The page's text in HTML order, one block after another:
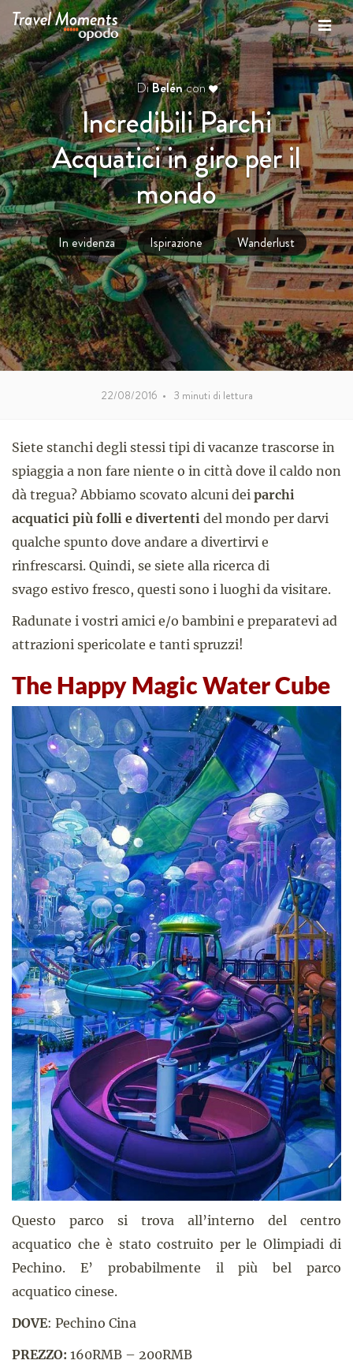
Travel Moments
DiBeléncon
Incredibili Parchi
Acquatici in giro per il
mondo
In evidenza Ispirazione Wanderlust
22/08/2016 • 3 minuti di lettura
Siete stanchi degli stessi tipi di vacanze trascorse in
spiaggia a non fare niente o in città dove il caldo non
dà tregua? Abbiamo scovato alcuni dei parchi
acquatici più folli e divertenti del mondo per darvi
qualche spunto dove andare a divertirvi e
rinfrescarsi. Quindi, se siete alla ricerca di
svago estivo fresco, questi sono i luoghi da visitare.
Radunate i vostri amici e/o bambini e preparatevi ad
attrazioni spericolate e tanti spruzzi!
The Happy Magic Water Cube
Questo parco si trova all’interno del centro
acquatico che è stato costruito per le Olimpiadi di
Pechino. E’ probabilmente il più bel parco
acquatico cinese.
DOVE: Pechino Cina
PREZZO: 160RMB – 200RMB